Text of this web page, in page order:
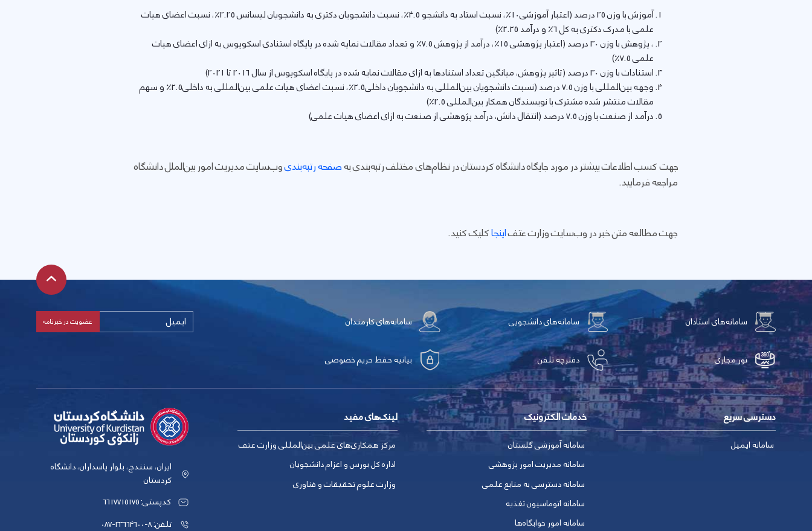
آموزش با وزن 25 درصد (اعتبار آموزشی10٪، نسبت استاد به دانشجو 4.5٪، نسبت دانشجویان دکتری به دانشجویان لیسانس 2.25٪، نسبت اعضای هیات
علمی با مدرک دکتری به کل 6٪ و درآمد 2.25٪)
، پژوهش با وزن 30 درصد (اعتبار پژوهشی 15٪، درآمد از پژوهش 7.5٪ و تعداد مقالات نمایه شده در پایگاه استنادی اسکوپوس به ازای اعضای هیات
علمی 7.5٪)
استنادات با وزن 30 درصد (تاثیر پژوهش، میانگین تعداد استنادها به ازای مقالات نمایه شده در پایگاه اسکوپوس از سال 2016 تا 2021)
وجهه بین‌المللی با وزن 7.5 درصد (نسبت دانشجویان بین‌المللی به دانشجویان داخلی2.5٪، نسبت اعضای هیات علمی بین‌المللی به داخلی2.5٪ و سهم
مقالات منتشر شده مشترک با نویسندگان همکار بین‌المللی 2.5٪)
درآمد از صنعت با وزن 7.5 درصد (انتقال دانش، درآمد پژوهشی از صنعت به ازای اعضای هیات علمی)
جهت کسب اطلاعات بیشتر در مورد جایگاه دانشگاه کردستان در نظام‌های مختلف رتبه‌بندی بهصفحه رتبه‌بندیوب‌سایت مدیریت امور بین‌الملل دانشگاه
مراجعه فرمایید.
جهت مطالعه متن خبر در وب‌سایت وزارت عتفاینجاکلیک کنید.
سامانه‌های استادان سامانه‌های دانشجویی سامانه‌های کارمندان
تور مجازی دفترچه تلفن بیانیه حفظ حریم خصوصی
دسترسی سریع
سامانه ایمیل
خدمات الکترونیک
سامانه آموزشی گلستان
سامانه مدیریت امور پژوهشی
سامانه دسترسی به منابع علمی
سامانه اتوماسیون تغذیه
سامانه امور خوابگاه‌ها
لینک‌های مفید
مرکز همکاری‏‌های علمی بین‌المللی وزارت عتف
اداره کل بورس و اعزام دانشجویان
وزارت علوم تحقیقات و فناوری
ایران، سنندج، بلوار پاسداران، دانشگاه
کردستان
کدپستی: 6617715175
تلفن: 8-33664600-087